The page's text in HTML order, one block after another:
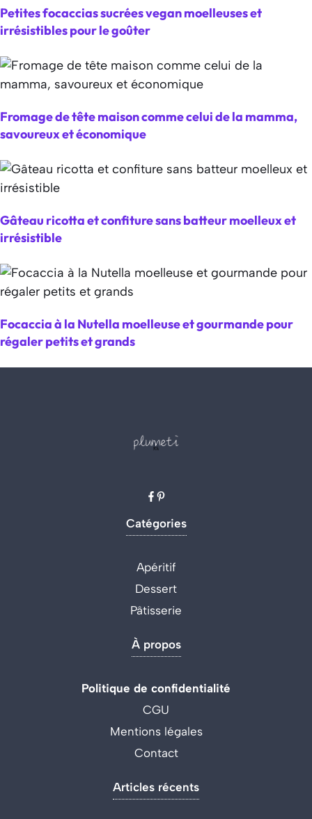
Petites focaccias sucrées vegan moelleuses et
irrésistibles pour le goûter
Fromage de tête maison comme celui de la mamma,
savoureux et économique
Gâteau ricotta et confiture sans batteur moelleux et
irrésistible
Focaccia à la Nutella moelleuse et gourmande pour
régaler petits et grands
Catégories
Apéritif
Dessert
Pâtisserie
À propos
Politique de confidentialité
CGU
Mentions légales
Contact
Articles récents